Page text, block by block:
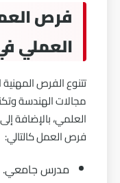
فرص
العملي
تتنوع الفرص
مجالات الهندسة
العلمي، بالإضافة
فرص العمل كالتالي:
مدرس جامعي.